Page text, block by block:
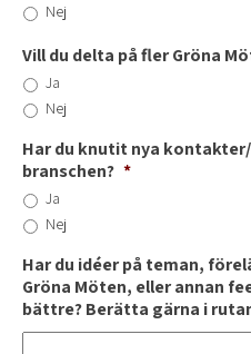
Nej
Vill du delta på fler Gröna
Ja
Nej
Har du knutit nya
branschen? *
Ja
Nej
Har du idéer på teman,
Gröna Möten, eller annan
bättre? Berätta gärna i